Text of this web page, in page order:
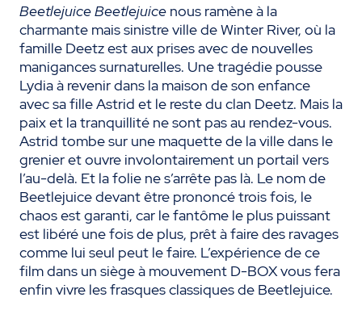
Beetlejuice Beetlejuice nous ramène à la
charmante mais sinistre ville de Winter River, où la
famille Deetz est aux prises avec de nouvelles
manigances surnaturelles. Une tragédie pousse
Lydia à revenir dans la maison de son enfance
avec sa fille Astrid et le reste du clan Deetz. Mais la
paix et la tranquillité ne sont pas au rendez-vous.
Astrid tombe sur une maquette de la ville dans le
grenier et ouvre involontairement un portail vers
l’au-delà. Et la folie ne s’arrête pas là. Le nom de
Beetlejuice devant être prononcé trois fois, le
chaos est garanti, car le fantôme le plus puissant
est libéré une fois de plus, prêt à faire des ravages
comme lui seul peut le faire. L’expérience de ce
film dans un siège à mouvement D-BOX vous fera
enfin vivre les frasques classiques de Beetlejuice.